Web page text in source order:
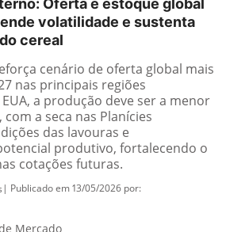
Oferta e estoque global
volatilidade e sustenta
cereal
cenário de oferta global mais
nas principais regiões
a produção deve ser a menor
a seca nas Planícies
das lavouras e
produtivo, fortalecendo o
cotações futuras.
| Publicado em 13/05/2026 por:
Mercado